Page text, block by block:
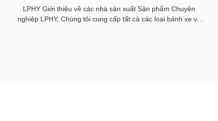
LPHY Giới thiệu về các nhà sản xuất Sản phẩm Chuyên
nghiệp LPHY, Chúng tôi cung cấp tất cả các loại bánh xe và